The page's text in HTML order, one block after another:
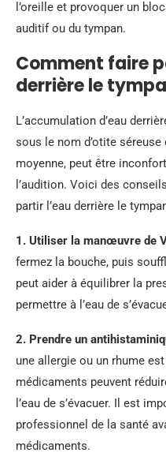
l’oreille et provoquer un
auditif ou du tympan.
Comment faire
derrière le
L’accumulation d’eau
sous le nom d’otite séreuse
moyenne, peut être
l’audition. Voici des
partir l’eau derrière le
1. Utiliser la manœuvre de
fermez la bouche, puis
peut aider à équilibrer la
permettre à l’eau de
2. Prendre un
une allergie ou un rhume
médicaments peuvent
l’eau de s’évacuer. Il est
professionnel de la santé
médicaments.